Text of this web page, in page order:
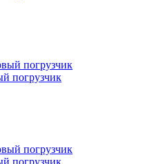
погрузчик